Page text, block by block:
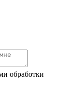
обработки